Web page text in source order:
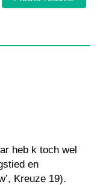
heb k toch wel
en
Kreuze 19).